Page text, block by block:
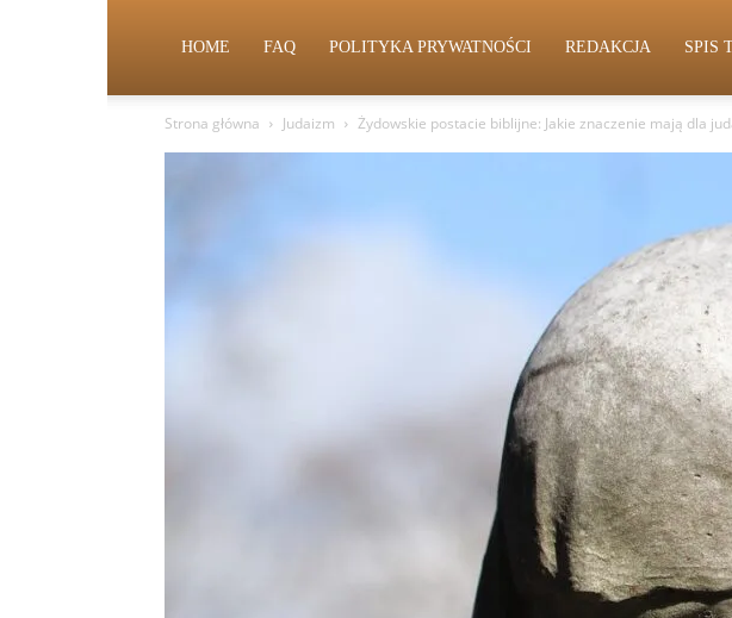
HOME FAQ POLITYKA PRYWATNOŚCI REDAKCJA SPIS
Strona główna Judaizm Żydowskie postacie biblijne: Jakie znaczenie mają dla